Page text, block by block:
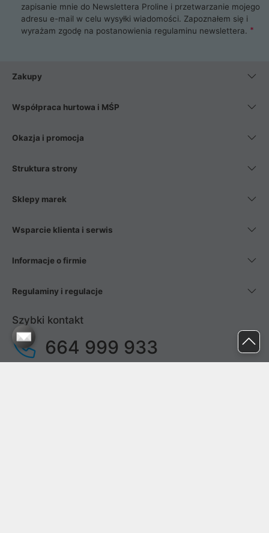
zapisanie mnie do Newslettera Proline i przetwarzanie mojego
adresu e-mail w celu wysyłki wiadomości. Zapoznałem się i
wyrażam zgodę na postanowienia regulaminu newslettera.
Zakupy
Współpraca hurtowa i MŚP
Okazja i promocja
Struktura strony
Sklepy marek
Wsparcie klienta i serwis
Informacje o firmie
Regulaminy i regulacje
Szybki kontakt
664 999 933